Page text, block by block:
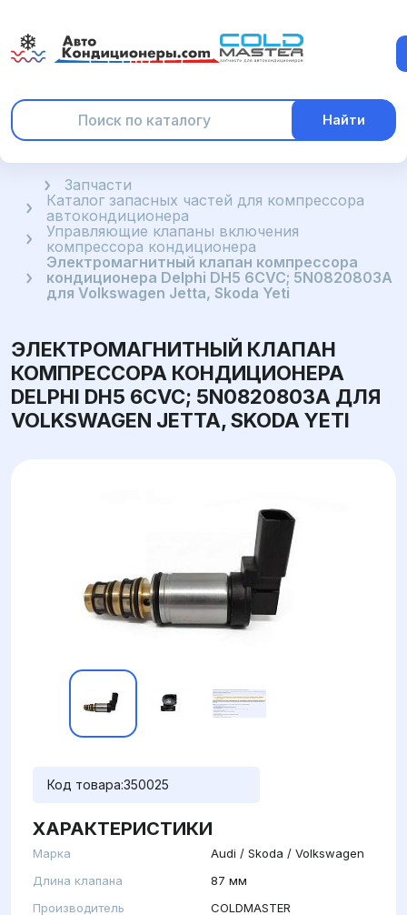
Найти
ГлавнаяЗапчасти
Каталог запасных частей для компрессора
автокондиционера
Управляющие клапаны включения
компрессора кондиционера
Электромагнитный клапан компрессора
кондиционера Delphi DH5 6CVC; 5N0820803A
для Volkswagen Jetta, Skoda Yeti
ЭЛЕКТРОМАГНИТНЫЙ КЛАПАН
КОМПРЕССОРА КОНДИЦИОНЕРА
DELPHI DH5 6CVC; 5N0820803A ДЛЯ
VOLKSWAGEN JETTA, SKODA YETI
Код товара:350025
ХАРАКТЕРИСТИКИ
Марка
Audi / Skoda / Volkswagen
Длина клапана
87 мм
Производитель
COLDMASTER